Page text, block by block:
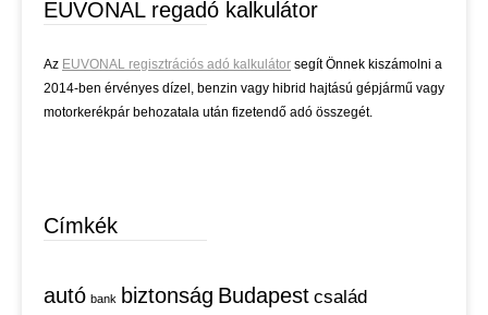
EUVONAL regadó kalkulátor
Az EUVONAL regisztrációs adó kalkulátor segít Önnek kiszámolni a
2014-ben érvényes dízel, benzin vagy hibrid hajtású gépjármű vagy
motorkerékpár behozatala után fizetendő adó összegét.
Címkék
autó bank biztonság Budapest család